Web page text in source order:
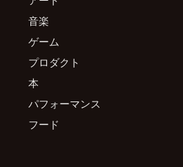
音楽
ゲーム
プロダクト
本
パフォーマンス
フード